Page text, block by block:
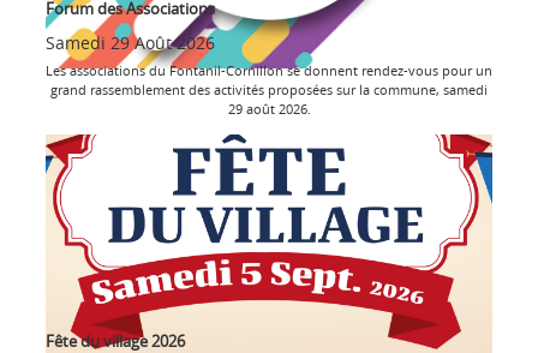
Forum des Associations
Samedi 29 Août 2026
Les associations du Fontanil-Cornillon se donnent rendez-vous pour un
grand rassemblement des activités proposées sur la commune, samedi
29 août 2026.
Fête du village 2026